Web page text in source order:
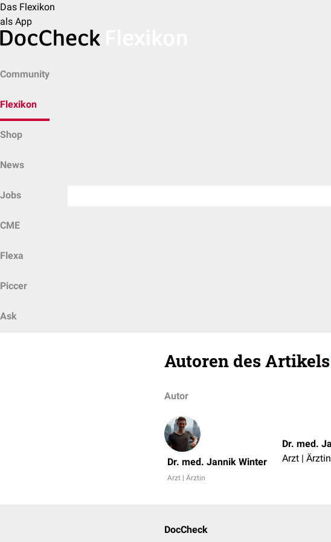
Das Flexikon
als App
Community
Flexikon
Shop
News
Jobs
CME
Flexa
Piccer
Ask
Autoren des Artikels
Autor
Dr. med. Jannik Winter
Arzt | Ärztin
Arzt | Ärztin
DocCheck